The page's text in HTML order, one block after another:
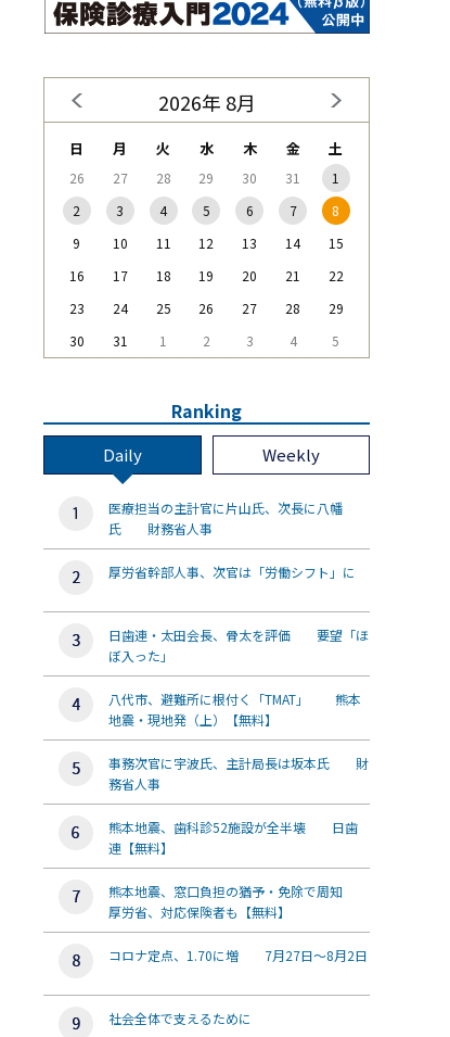
2026年 8月
日 月 火 水 木 金 土
26 27 28 29 30 31
1
2
3 4 5 6 7
8
9
10 11 12 13 14
15
16
17 18 19 20 21
22
23
24 25 26 27 28
29
30
31 1 2 3 4 5
Ranking
Daily Weekly
医療担当の主計官に片山氏、次長に八幡
氏 財務省人事
厚労省幹部人事、次官は「労働シフト」に
日歯連・太田会長、骨太を評価 要望「ほ
ぼ入った」
八代市、避難所に根付く「TMAT」 熊本
地震・現地発（上）【無料】
事務次官に宇波氏、主計局長は坂本氏 財
務省人事
熊本地震、歯科診52施設が全半壊 日歯
連【無料】
熊本地震、窓口負担の猶予・免除で周知
厚労省、対応保険者も【無料】
コロナ定点、1.70に増 7月27日～8月2日
社会全体で支えるために